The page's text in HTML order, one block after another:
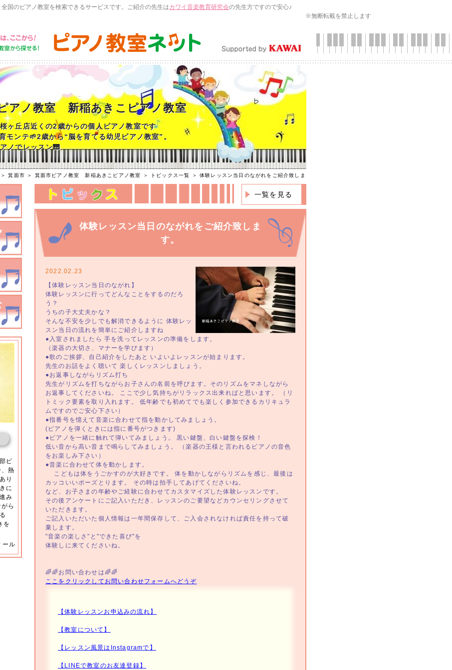
国のピアノ教室を検索できるサービスです。ご紹介の先生はカワイ音楽教育研究会の先生方ですので安心♪
※無断転載を禁止します
アノ教室 新稲あきこピアノ教室
ヶ丘店近くの2歳からの個人ピアノ教室です
モンテ🌱2歳から“脳を育てる幼児ピアノ教室”。
ノでレッスン🎹
＞箕面市 ＞ 箕面市ピアノ教室 新稲あきこピアノ教室 ＞ トピックス一覧
＞ 体験レッスン当日のながれをご紹介致しま
ピ
熱
り
に
み
ら
を
ール
一覧を見る
体験レッスン当日のながれをご紹介致しま
す。
2022.02.23
【体験レッスン当日のながれ】
体験レッスンに行ってどんなことをするのだろ
う？
うちの子大丈夫かな？
そんな不安を少しでも解消できるように 体験レッ
スン当日の流れを簡単にご紹介しますね
●入室されましたら 手を洗ってレッスンの準備をします。
（楽器の大切さ、マナーを学びます）
●歌のご挨拶、自己紹介をしたあと いよいよレッスンが始まります。
先生のお話をよく聴いて 楽しくレッスンしましょう。
●お返事しながらリズム打ち
先生がリズムを打ちながらお子さんの名前を呼びます。そのリズムをマネしながら
お返事してくださいね。 ここで少し気持ちがリラックス出来ればと思います。 （リ
トミック要素を取り入れます。 低年齢でも初めてでも楽しく参加できるカリキュラ
ムですのでご安心下さい）
●指番号を憶えて音楽に合わせて指を動かしてみましょう。
(ピアノを弾くときには指に番号がつきます)
●ピアノを一緒に触れて弾いてみましょう。 黒い鍵盤、白い鍵盤を探検！
低い音から高い音まで鳴らしてみましょう。 （楽器の王様と言われるピアノの音色
をお楽しみ下さい）
●音楽に合わせて体を動かします。
こどもは体をうごかすのが大好きです。 体を動かしながらリズムを感じ、最後は
カッコいいポーズとります。 その時は拍手してあげてくださいね。
など、お子さまの年齢やご経験に合わせてカスタマイズした体験レッスンです。
その後アンケートにご記入いただき、レッスンのご要望などカウンセリングさせて
いただきます。
ご記入いただいた個人情報は一年間保存して、ご入会されなければ責任を持って破
棄します。
"音楽の楽しさ"と"できた喜び"を
体験しに来てくださいね。
🌈🌈お問い合わせは🌈🌈
ここをクリックしてお問い合わせフォームへどうぞ
【体験レッスンお申込みの流れ】
【教室について】
【レッスン風景はInstagramで】
【LINEで教室のお友達登録】